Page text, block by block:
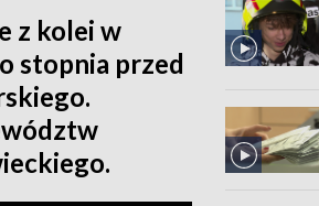
z kolei w
stopnia przed